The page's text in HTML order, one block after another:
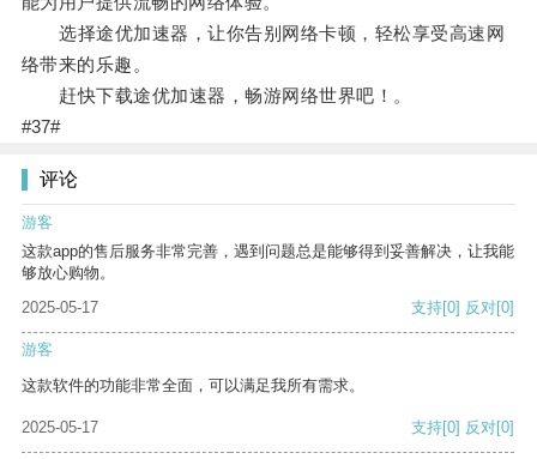
选择途优加速器，让你告别网络卡顿，轻松享受高速网
络带来的乐趣。
赶快下载途优加速器，畅游网络世界吧！。
#37#
评论
游客
这款app的售后服务非常完善，遇到问题总是能够得到妥善解决，让我能
够放心购物。
2025-05-17
支持[0] 反对[0]
游客
这款软件的功能非常全面，可以满足我所有需求。
2025-05-17 支持[0] 反对[0]